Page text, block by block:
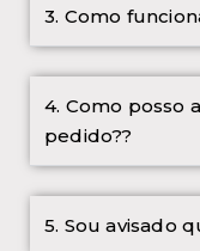
3. Como
4. Como posso
pedido??
5. Sou avisado